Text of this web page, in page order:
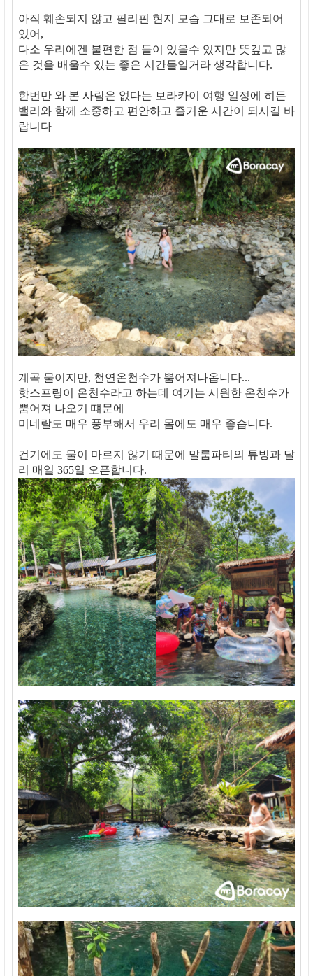
아직 훼손되지 않고 필리핀 현지 모습 그대로 보존되어
있어,
다소 우리에겐 불편한 점 들이 있을수 있지만 뜻깊고 많
은 것을 배울수 있는 좋은 시간들일거라 생각합니다.
한번만 와 본 사람은 없다는 보라카이 여행 일정에 히든
밸리와 함께 소중하고 편안하고 즐거운 시간이 되시길 바
랍니다
계곡 물이지만, 천연온천수가 뿜어져나옵니다...
핫스프링이 온천수라고 하는데 여기는 시원한 온천수가
뿜어져 나오기 떄문에
미네랄도 매우 풍부해서 우리 몸에도 매우 좋습니다.
건기에도 물이 마르지 않기 때문에 말룸파티의 튜빙과 달
리 매일 365일 오픈합니다.